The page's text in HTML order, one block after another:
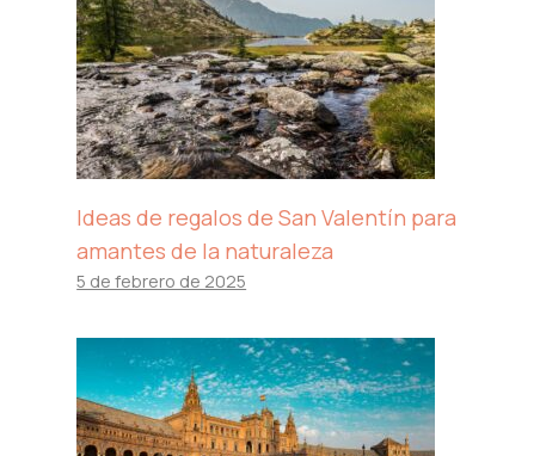
Ideas de regalos de San Valentín para
amantes de la naturaleza
5 de febrero de 2025